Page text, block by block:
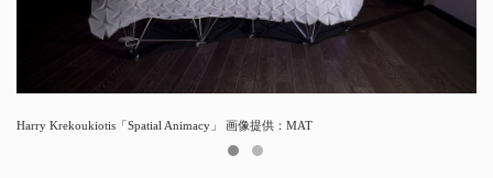
Harry Krekoukiotis「Spatial Animacy」 画像提供：MAT
Harry Krekoukiotis「Spatial Animacy」 画像提供：MAT